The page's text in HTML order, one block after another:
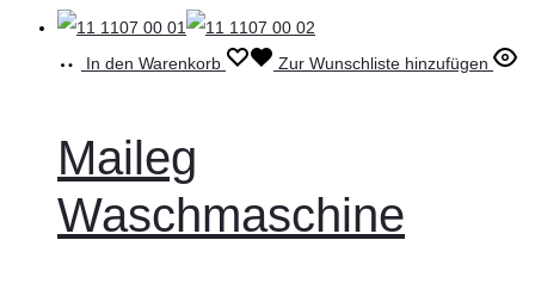
In den Warenkorb Zur Wunschliste hinzufügen
Maileg
Waschmaschine